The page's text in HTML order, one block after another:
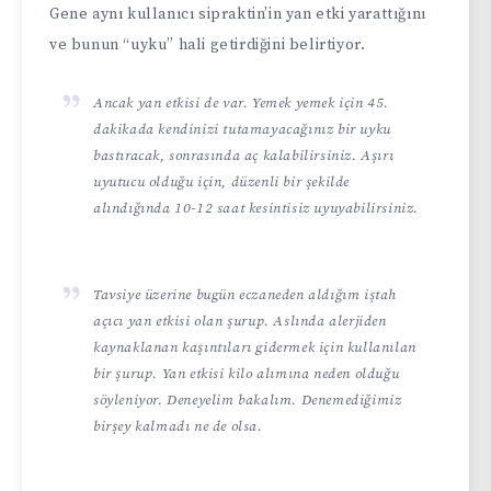
Gene aynı kullanıcı sipraktin’in yan etki yarattığını
ve bunun “uyku” hali getirdiğini belirtiyor.
Ancak yan etkisi de var. Yemek yemek için 45.
dakikada kendinizi tutamayacağınız bir uyku
bastıracak, sonrasında aç kalabilirsiniz. Aşırı
uyutucu olduğu için, düzenli bir şekilde
alındığında 10-12 saat kesintisiz uyuyabilirsiniz.
Tavsiye üzerine bugün eczaneden aldığım iştah
açıcı yan etkisi olan şurup. Aslında alerjiden
kaynaklanan kaşıntıları gidermek için kullanılan
bir şurup. Yan etkisi kilo alımına neden olduğu
söyleniyor. Deneyelim bakalım. Denemediğimiz
birşey kalmadı ne de olsa.